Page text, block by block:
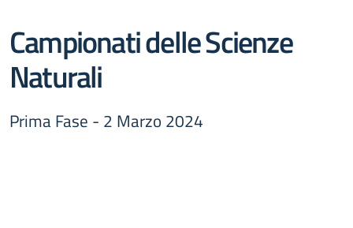
Campionati delle Scienze
Naturali
Prima Fase - 2 Marzo 2024